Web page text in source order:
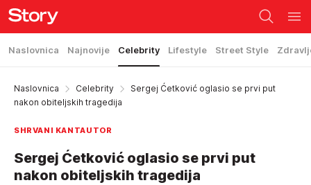
Naslovnica Najnovije Celebrity Lifestyle Street Style
Naslovnica Celebrity
Sergej Ćetković oglasio se prvi put
nakon obiteljskih tragedija
SHRVANI KANTAUTOR
Sergej Ćetković oglasio se prvi put
nakon obiteljskih tragedija